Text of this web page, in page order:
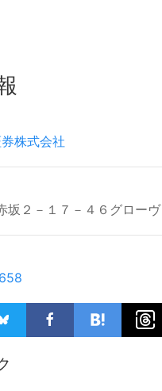
株式会社
坂２－１７－４６グロー